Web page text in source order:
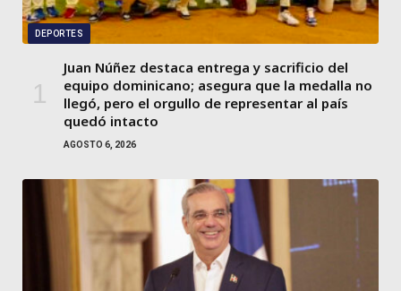
DEPORTES
Juan Núñez destaca entrega y sacrificio del
equipo dominicano; asegura que la medalla no
llegó, pero el orgullo de representar al país
quedó intacto
AGOSTO 6, 2026